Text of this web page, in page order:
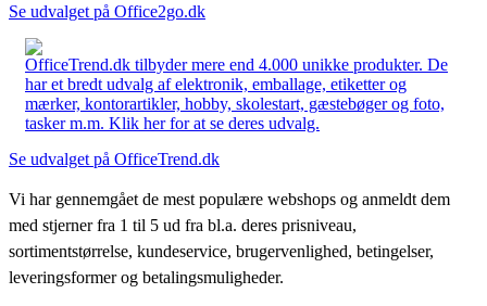
Se udvalget på Office2go.dk
OfficeTrend.dk tilbyder mere end 4.000 unikke produkter. De
har et bredt udvalg af elektronik, emballage, etiketter og
mærker, kontorartikler, hobby, skolestart, gæstebøger og foto,
tasker m.m. Klik her for at se deres udvalg.
Se udvalget på OfficeTrend.dk
Vi har gennemgået de mest populære webshops og anmeldt dem
med stjerner fra 1 til 5 ud fra bl.a. deres prisniveau,
sortimentstørrelse, kundeservice, brugervenlighed, betingelser,
leveringsformer og betalingsmuligheder.